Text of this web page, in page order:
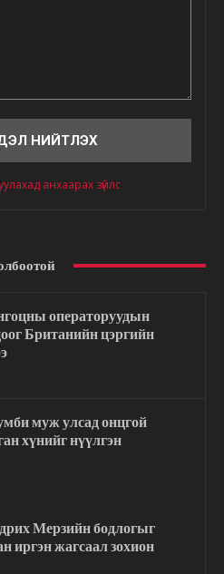
анхаарах зүйлс
операторуудын
Британийн цэргийн
муж улсад онцгой
хүнийг нүүлгэн
Мерзийн бодлогыг
иргэн жагсаал зохион